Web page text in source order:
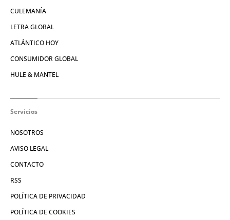
CULEMANÍA
LETRA GLOBAL
ATLÁNTICO HOY
CONSUMIDOR GLOBAL
HULE & MANTEL
Servicios
NOSOTROS
AVISO LEGAL
CONTACTO
RSS
POLÍTICA DE PRIVACIDAD
POLÍTICA DE COOKIES